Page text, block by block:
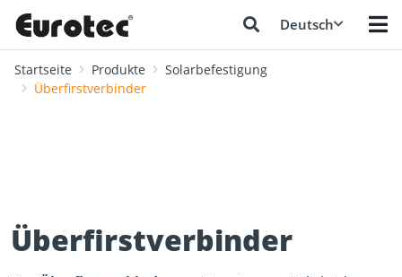
Deutsch
Startseite Produkte
Solarbefestigung
Überfirstverbinder
Überfirstverbinder